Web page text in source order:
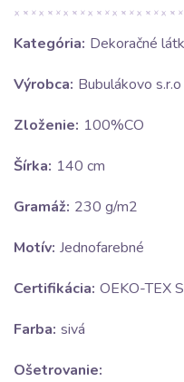
Kategória: Dekoračné
Výrobca: Bubulákovo
Zloženie: 100%CO
Šírka: 140 cm
Gramáž: 230 g/m2
Motív: Jednofarebné
Certifikácia: OEKO-TEX
Farba: sivá
Ošetrovanie: